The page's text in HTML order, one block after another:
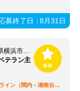
募終了日：8月31日
株式会社ニッソーネット（勤務地：神奈川県横浜市戸塚区）/OS-1944
テラン主
ン（関内－湘南台）